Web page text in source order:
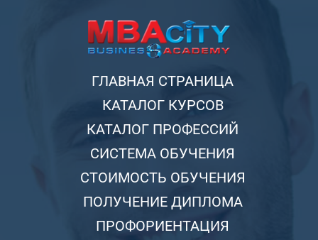
ГЛАВНАЯ СТРАНИЦА
КАТАЛОГ КУРСОВ
КАТАЛОГ ПРОФЕССИЙ
СИСТЕМА ОБУЧЕНИЯ
СТОИМОСТЬ ОБУЧЕНИЯ
ПОЛУЧЕНИЕ ДИПЛОМА
ПРОФОРИЕНТАЦИЯ